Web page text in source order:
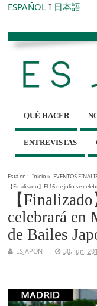
ESPAÑOL I 日本語
QUÉ HACER
ENTREVISTAS
Está en : Inicio» EVENTOS
【Finalizado】El 16 de julio se
【
celebrará
de Bailes
ESJAPON 30, jun,